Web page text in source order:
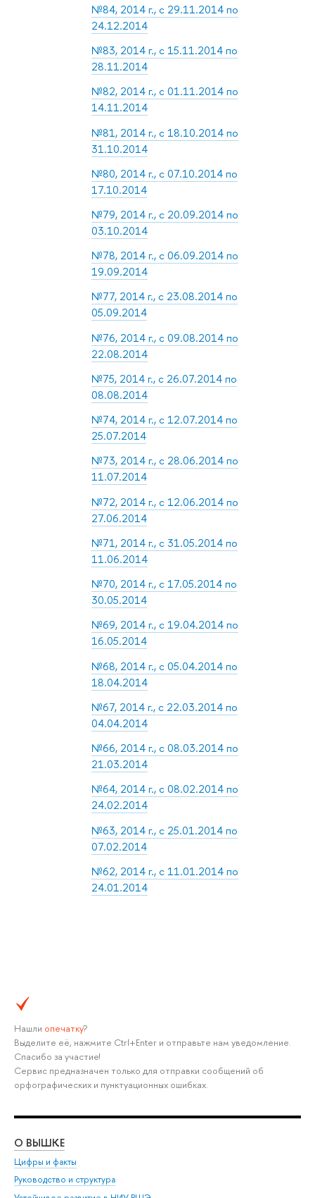
№84, 2014 г., с 29.11.2014 по
24.12.2014
№83, 2014 г., с 15.11.2014 по
28.11.2014
№82, 2014 г., с 01.11.2014 по
14.11.2014
№81, 2014 г., с 18.10.2014 по
31.10.2014
№80, 2014 г., с 07.10.2014 по
17.10.2014
№79, 2014 г., с 20.09.2014 по
03.10.2014
№78, 2014 г., с 06.09.2014 по
19.09.2014
№77, 2014 г., с 23.08.2014 по
05.09.2014
№76, 2014 г., с 09.08.2014 по
22.08.2014
№75, 2014 г., с 26.07.2014 по
08.08.2014
№74, 2014 г., с 12.07.2014 по
25.07.2014
№73, 2014 г., с 28.06.2014 по
11.07.2014
№72, 2014 г., с 12.06.2014 по
27.06.2014
№71, 2014 г., с 31.05.2014 по
11.06.2014
№70, 2014 г., с 17.05.2014 по
30.05.2014
№69, 2014 г., с 19.04.2014 по
16.05.2014
№68, 2014 г., с 05.04.2014 по
18.04.2014
№67, 2014 г., с 22.03.2014 по
04.04.2014
№66, 2014 г., с 08.03.2014 по
21.03.2014
№64, 2014 г., с 08.02.2014 по
24.02.2014
№63, 2014 г., с 25.01.2014 по
07.02.2014
№62, 2014 г., с 11.01.2014 по
24.01.2014
Нашли опечатку?
Выделите её, нажмите Ctrl+Enter и отправьте нам уведомление.
Спасибо за участие!
Сервис предназначен только для отправки сообщений об
орфографических и пунктуационных ошибках.
О ВЫШКЕ
Цифры и факты
Руководство и структура